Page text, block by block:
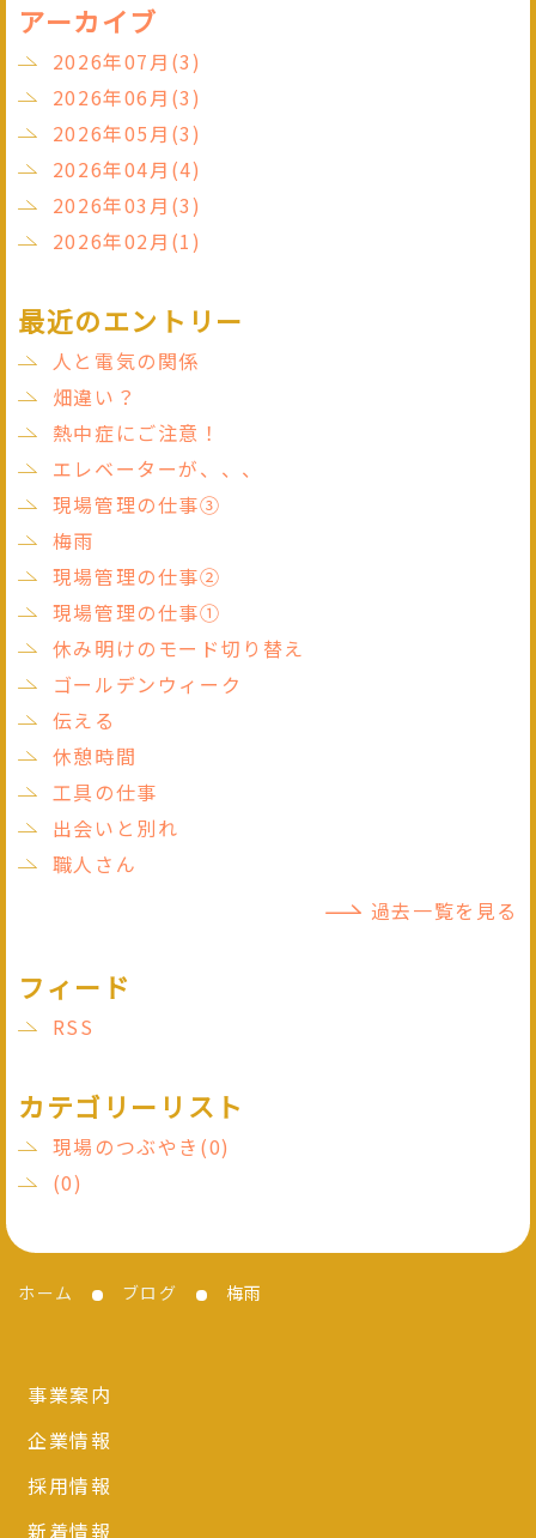
アーカイブ
2026年07月(3)
2026年06月(3)
2026年05月(3)
2026年04月(4)
2026年03月(3)
2026年02月(1)
最近のエントリー
人と電気の関係
畑違い？
熱中症にご注意！
エレベーターが、、、
現場管理の仕事③
梅雨
現場管理の仕事②
現場管理の仕事①
休み明けのモード切り替え
ゴールデンウィーク
伝える
休憩時間
工具の仕事
出会いと別れ
職人さん
過去一覧を見る
フィード
RSS
カテゴリーリスト
現場のつぶやき(0)
(0)
ホーム ブログ 梅雨
事業案内
企業情報
採用情報
新着情報